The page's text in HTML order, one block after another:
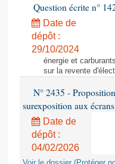
Question écrite n°
Date de
dépôt :
29/10/2024
énergie et
sur la revente
N° 2435 -
surexposition aux écrans
Date de
dépôt :
04/02/2026